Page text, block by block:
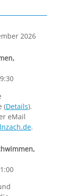
2026
(Details).
eMail
.